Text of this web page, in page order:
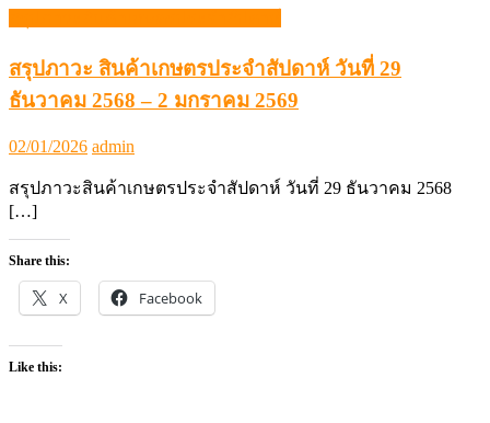
สรุปภาวะ สินค้าเกษตรประจำสัปดาห์ วันที่ 29
ธันวาคม 2568 – 2 มกราคม 2569
Posted
02/01/2026 Author
admin
สรุปภาวะสินค้าเกษตรประจำสัปดาห์ วันที่ 29 ธันวาคม 2568
[…]
Share this:
X Facebook
Like this: